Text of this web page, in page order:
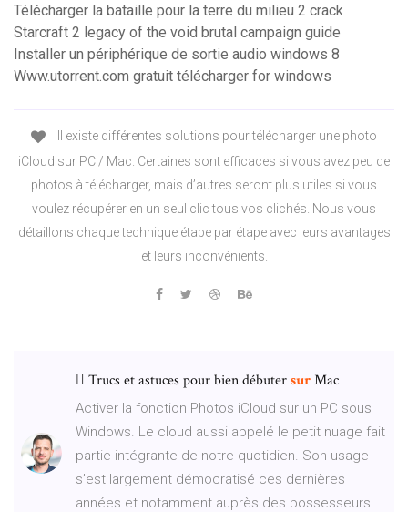
Télécharger la bataille pour la terre du milieu 2 crack
Starcraft 2 legacy of the void brutal campaign guide
Installer un périphérique de sortie audio windows 8
Www.utorrent.com gratuit télécharger for windows
Il existe différentes solutions pour télécharger une photo
iCloud sur PC / Mac. Certaines sont efficaces si vous avez peu de
photos à télécharger, mais d’autres seront plus utiles si vous
voulez récupérer en un seul clic tous vos clichés. Nous vous
détaillons chaque technique étape par étape avec leurs avantages
et leurs inconvénients.
 Trucs et astuces pour bien débutersurMac
Activer la fonction Photos iCloud sur un PC sous
Windows. Le cloud aussi appelé le petit nuage fait
partie intégrante de notre quotidien. Son usage
s’est largement démocratisé ces dernières
années et notamment auprès des possesseurs